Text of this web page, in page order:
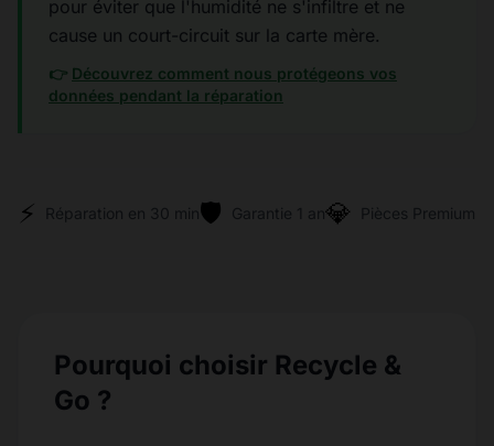
pour éviter que l'humidité ne s'infiltre et ne
cause un court-circuit sur la carte mère.
👉 Découvrez comment nous protégeons vos
données pendant la réparation
⚡ Réparation en 30 min🛡️ Garantie 1 an💎 Pièces Premium
Pourquoi choisir Recycle &
Go ?